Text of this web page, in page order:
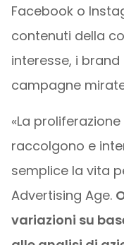
Facebook o
contenuti della
interesse, i
campagne
«La
raccolgono e
semplice la vita
Advertising Age.
variazioni su